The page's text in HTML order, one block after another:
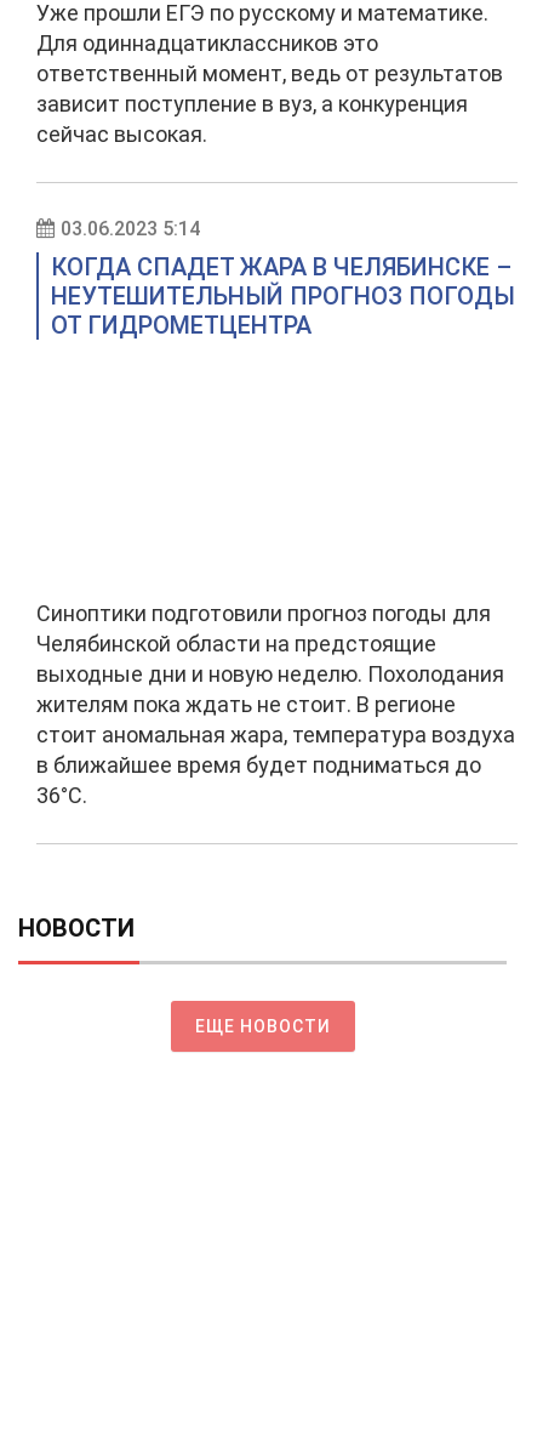
Уже прошли ЕГЭ по русскому и математике.
Для одиннадцатиклассников это
ответственный момент, ведь от результатов
зависит поступление в вуз, а конкуренция
сейчас высокая.
03.06.2023 5:14
КОГДА СПАДЕТ ЖАРА В ЧЕЛЯБИНСКЕ –
НЕУТЕШИТЕЛЬНЫЙ ПРОГНОЗ ПОГОДЫ
ОТ ГИДРОМЕТЦЕНТРА
Синоптики подготовили прогноз погоды для
Челябинской области на предстоящие
выходные дни и новую неделю. Похолодания
жителям пока ждать не стоит. В регионе
стоит аномальная жара, температура воздуха
в ближайшее время будет подниматься до
36°С.
НОВОСТИ
ЕЩЕ НОВОСТИ